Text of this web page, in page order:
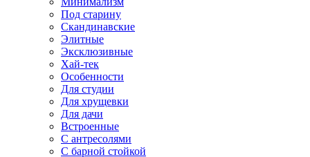
Под старину
Скандинавские
Элитные
Эксклюзивные
Хай-тек
Особенности
Для студии
Для хрущевки
Для дачи
Встроенные
С антресолями
С барной стойкой